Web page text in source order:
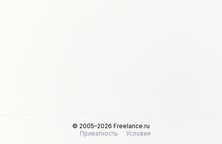
© 2005–2026 Freelance.ru
Приватность
Условия